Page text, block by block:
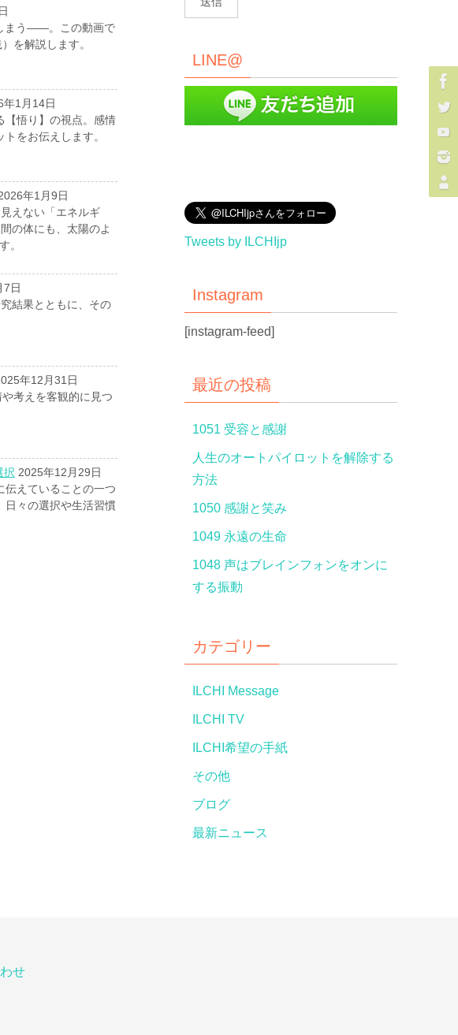
まう——。この動画で
を解説します。
年1月14日
【悟り】の視点。感情
をお伝えします。
年1月9日
えない「エネルギ
の体にも、太陽のよ
。
7日
結果とともに、その
年12月31日
考えを客観的に見つ
択 2025年12月29日
伝えていることの一つ
日々の選択や生活習慣
LINE@
Tweets by ILCHIjp
Instagram
[instagram-feed]
最近の投稿
1051 受容と感謝
人生のオートパイロットを解除する
方法
1050 感謝と笑み
1049 永遠の生命
1048 声はブレインフォンをオンに
する振動
カテゴリー
ILCHI Message
ILCHI TV
ILCHI希望の手紙
その他
ブログ
最新ニュース
せ